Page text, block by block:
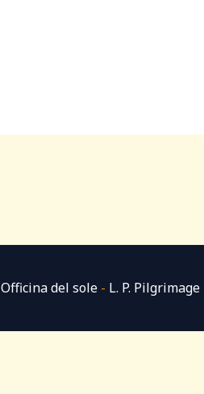
Officina del sole- L. P. Pilgrimage